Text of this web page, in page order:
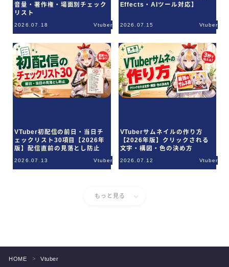
音量・著作権・場面別チェック
リスト
2026.07.18 Vtuber
Effects・AIツール対応】
2026.07.15 Vtuber
VTuber初配信の前日・当日チ
ェックリスト30項目【2026年
版】配信直前の見落とし防止
2026.07.13 Vtuber
VTuberサムネイルの作り方
【2026年版】クリックされる
文字・構図・色の決め方
2026.07.12 Vtuber
もっと見る
HOME ＞ Vtuber